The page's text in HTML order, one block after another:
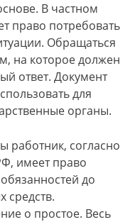
В частном
право потребовать
Обращаться
на которое должен
ответ. Документ
для
органы.
работник, согласно
имеет право
до
средств.
о простое. Весь